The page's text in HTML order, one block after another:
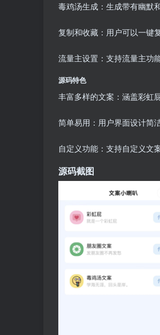
毒鸡汤生成：生成带有幽默
复制和收藏：用户可以一键
流量主设置：支持流量主功
源码特色
丰富多样的文案：涵盖彩虹
简单易用：用户界面设计简
自定义功能：支持自定义文
源码截图